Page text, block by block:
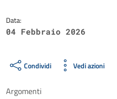
Data:
04 Febbraio 2026
Condividi Vedi azioni
Argomenti